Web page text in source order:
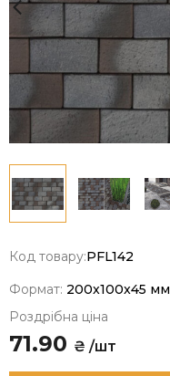
Код товару:PFL142
Формат: 200x100x45 мм
Роздрібна ціна
71.90 ₴ /шт